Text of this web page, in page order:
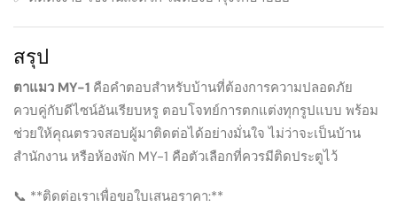
สรุป
ตาแมว MY-1 คือคำตอบสำหรับบ้านที่ต้องการความปลอดภัย
ควบคู่กับดีไซน์อันเรียบหรู ตอบโจทย์การตกแต่งทุกรูปแบบ พร้อม
ช่วยให้คุณตรวจสอบผู้มาติดต่อได้อย่างมั่นใจ ไม่ว่าจะเป็นบ้าน
สำนักงาน หรือห้องพัก MY-1 คือตัวเลือกที่ควรมีติดประตูไว้
📞 **ติดต่อเราเพื่อขอใบเสนอราคา:**